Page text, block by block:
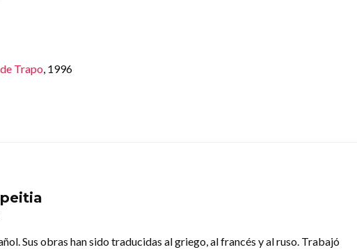
Trapo, 1996
Sus obras han sido traducidas al griego, al francés y al ruso. Trabajó